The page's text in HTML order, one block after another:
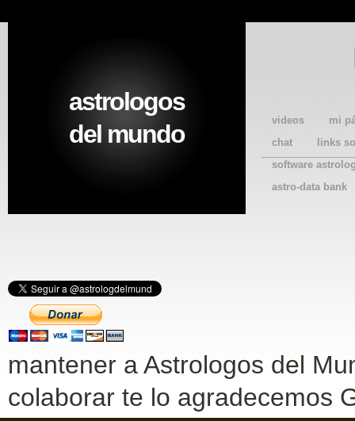
videos
mi
chat
links
software
astro-data bank
astrologos
del mundo
mantener a Astrologos del
colaborar te lo agradecemos